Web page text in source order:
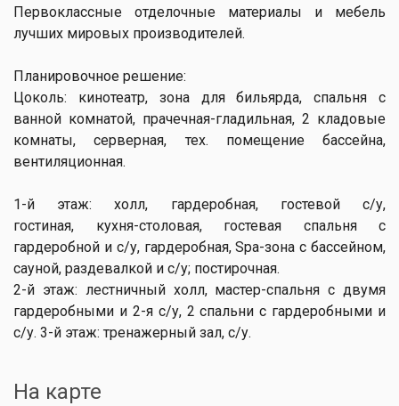
Первоклассные отделочные материалы и мебель
лучших мировых производителей.
Планировочное решение:
Цоколь: кинотеатр, зона для бильярда, спальня с
ванной комнатой, прачечная-гладильная, 2 кладовые
комнаты, серверная, тех. помещение бассейна,
вентиляционная.
1-й этаж: холл, гардеробная, гостевой с/у,
гостиная, кухня-столовая, гостевая спальня с
гардеробной и с/у, гардеробная, Spa-зона с бассейном,
сауной, раздевалкой и с/у; постирочная.
2-й этаж: лестничный холл, мастер-спальня с двумя
гардеробными и 2-я с/у, 2 спальни с гардеробными и
с/у. 3-й этаж: тренажерный зал, с/у.
На карте